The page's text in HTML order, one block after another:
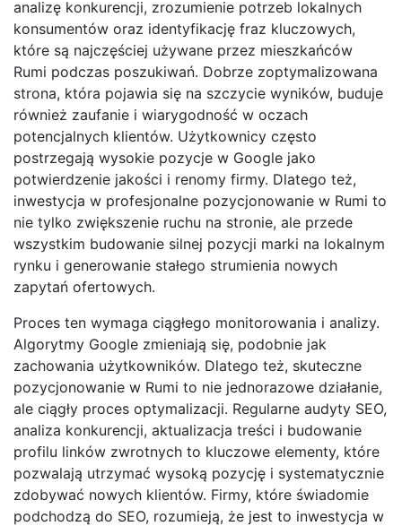
analizę konkurencji, zrozumienie potrzeb lokalnych
konsumentów oraz identyfikację fraz kluczowych,
które są najczęściej używane przez mieszkańców
Rumi podczas poszukiwań. Dobrze zoptymalizowana
strona, która pojawia się na szczycie wyników, buduje
również zaufanie i wiarygodność w oczach
potencjalnych klientów. Użytkownicy często
postrzegają wysokie pozycje w Google jako
potwierdzenie jakości i renomy firmy. Dlatego też,
inwestycja w profesjonalne pozycjonowanie w Rumi to
nie tylko zwiększenie ruchu na stronie, ale przede
wszystkim budowanie silnej pozycji marki na lokalnym
rynku i generowanie stałego strumienia nowych
zapytań ofertowych.
Proces ten wymaga ciągłego monitorowania i analizy.
Algorytmy Google zmieniają się, podobnie jak
zachowania użytkowników. Dlatego też, skuteczne
pozycjonowanie w Rumi to nie jednorazowe działanie,
ale ciągły proces optymalizacji. Regularne audyty SEO,
analiza konkurencji, aktualizacja treści i budowanie
profilu linków zwrotnych to kluczowe elementy, które
pozwalają utrzymać wysoką pozycję i systematycznie
zdobywać nowych klientów. Firmy, które świadomie
podchodzą do SEO, rozumieją, że jest to inwestycja w